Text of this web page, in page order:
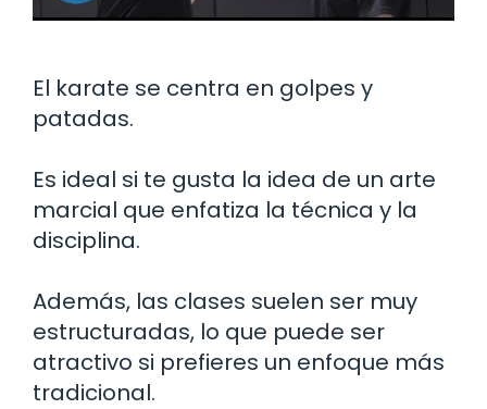
El karate se centra en golpes y
patadas.
Es ideal si te gusta la idea de un arte
marcial que enfatiza la técnica y la
disciplina.
Además, las clases suelen ser muy
estructuradas, lo que puede ser
atractivo si prefieres un enfoque más
tradicional.